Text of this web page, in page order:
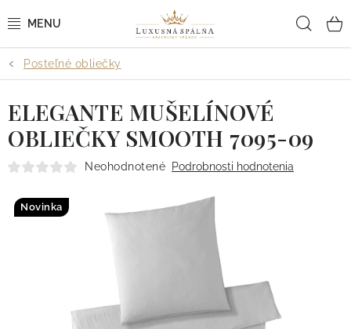
na
POSTEĽNÉ OBLIEČKY
POSTEĽNÉ PLACHTY
PREHOZY A PAPLÓNY
DIZAJNÉRI
Posteľné obliečky
ELEGANTE MUŠELÍNOVÉ
OBLIEČKY SMOOTH 7095-09
Neohodnotené Podrobnosti hodnotenia
Novinka